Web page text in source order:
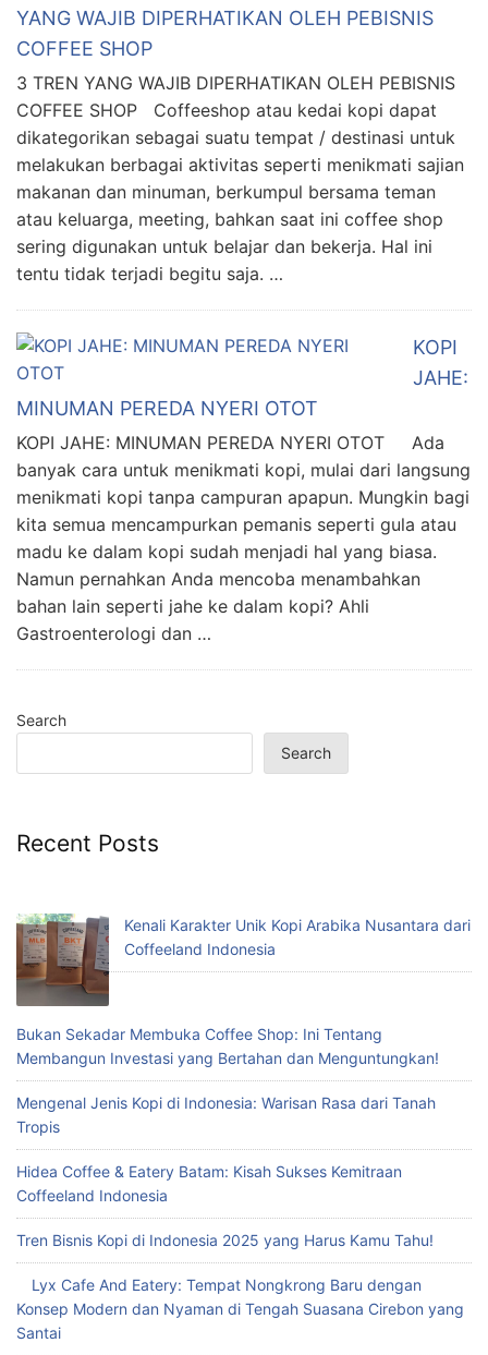
YANG WAJIB DIPERHATIKAN OLEH PEBISNIS
COFFEE SHOP
3 TREN YANG WAJIB DIPERHATIKAN OLEH PEBISNIS
COFFEE SHOP Coffeeshop atau kedai kopi dapat
dikategorikan sebagai suatu tempat / destinasi untuk
melakukan berbagai aktivitas seperti menikmati sajian
makanan dan minuman, berkumpul bersama teman
atau keluarga, meeting, bahkan saat ini coffee shop
sering digunakan untuk belajar dan bekerja. Hal ini
tentu tidak terjadi begitu saja. …
KOPI
JAHE:
MINUMAN PEREDA NYERI OTOT
KOPI JAHE: MINUMAN PEREDA NYERI OTOT Ada
banyak cara untuk menikmati kopi, mulai dari langsung
menikmati kopi tanpa campuran apapun. Mungkin bagi
kita semua mencampurkan pemanis seperti gula atau
madu ke dalam kopi sudah menjadi hal yang biasa.
Namun pernahkan Anda mencoba menambahkan
bahan lain seperti jahe ke dalam kopi? Ahli
Gastroenterologi dan …
Search
Search
Recent Posts
Kenali Karakter Unik Kopi Arabika Nusantara dari
Coffeeland Indonesia
Bukan Sekadar Membuka Coffee Shop: Ini Tentang
Membangun Investasi yang Bertahan dan Menguntungkan!
Mengenal Jenis Kopi di Indonesia: Warisan Rasa dari Tanah
Tropis
Hidea Coffee & Eatery Batam: Kisah Sukses Kemitraan
Coffeeland Indonesia
Tren Bisnis Kopi di Indonesia 2025 yang Harus Kamu Tahu!
Lyx Cafe And Eatery: Tempat Nongkrong Baru dengan
Konsep Modern dan Nyaman di Tengah Suasana Cirebon yang
Santai